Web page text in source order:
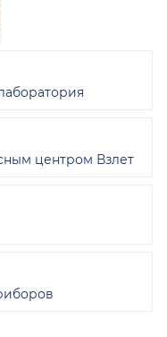
центром Взлет